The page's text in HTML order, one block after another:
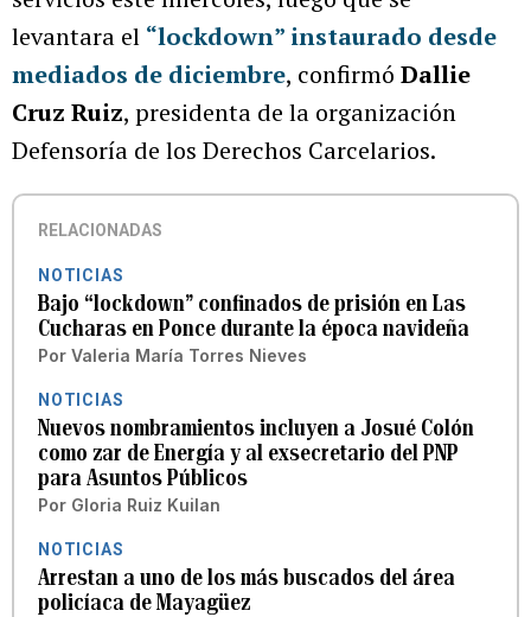
levantara el “lockdown” instaurado desde
mediados de diciembre, confirmó Dallie
Cruz Ruiz, presidenta de la organización
Defensoría de los Derechos Carcelarios.
RELACIONADAS
NOTICIAS
Bajo “lockdown” confinados de prisión en Las
Cucharas en Ponce durante la época navideña
Por Valeria María Torres Nieves
NOTICIAS
Nuevos nombramientos incluyen a Josué Colón
como zar de Energía y al exsecretario del PNP
para Asuntos Públicos
Por Gloria Ruiz Kuilan
NOTICIAS
Arrestan a uno de los más buscados del área
policíaca de Mayagüez